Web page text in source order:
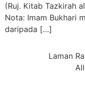
(Ruj. Kitab Tazkirah
⁠Nota: Imam Bukhari
daripada […]
Laman